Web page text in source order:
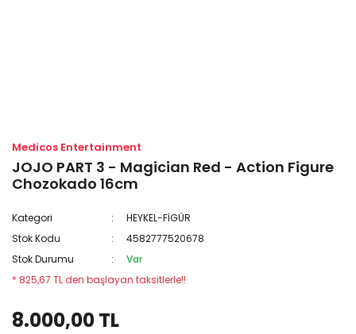
Medicos Entertainment
JOJO PART 3 - Magician Red - Action Figure
Chozokado 16cm
Kategori
HEYKEL-FİGÜR
Stok Kodu
4582777520678
Stok Durumu
Var
* 825,67 TL den başlayan taksitlerle!!
8.000,00 TL